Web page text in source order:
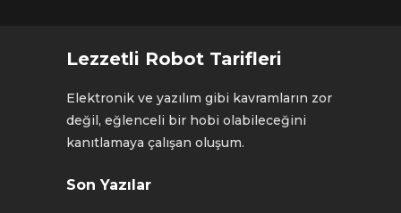
Lezzetli Robot Tarifleri
Elektronik ve yazılım gibi kavramların zor
değil, eğlenceli bir hobi olabileceğini
kanıtlamaya çalışan oluşum.
Son Yazılar